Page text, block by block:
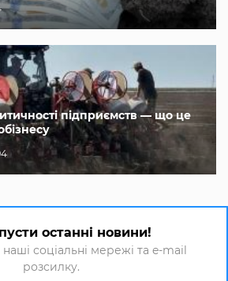
підприємств — що це
останні новини!
соціальні мережі та e-mail
розсилку.